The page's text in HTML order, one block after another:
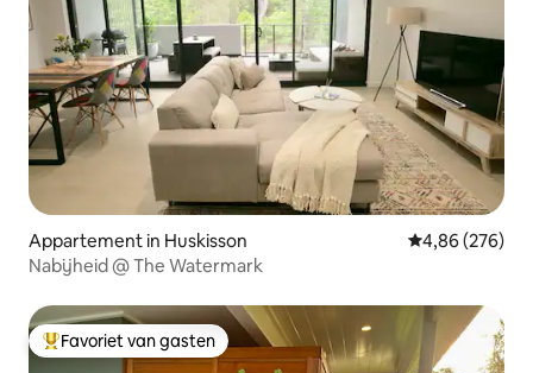
Appartement in Huskisson Gemiddelde
4,86 (276)
Nabijheid @ The Watermark
Topfavoriet van gasten
Favoriet van gasten